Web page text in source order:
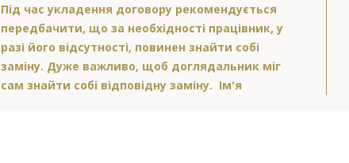
Під час укладення договору рекомендується
передбачити, що за необхідності працівник, у
разі його відсутності, повинен знайти собі
заміну. Дуже важливо, щоб доглядальник міг
сам знайти собі відповідну заміну. Ім'я